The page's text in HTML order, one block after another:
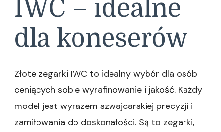
IWC – idealne
dla koneserów
Złote zegarki IWC to idealny wybór dla osób
ceniących sobie wyrafinowanie i jakość. Każdy
model jest wyrazem szwajcarskiej precyzji i
zamiłowania do doskonałości. Są to zegarki,